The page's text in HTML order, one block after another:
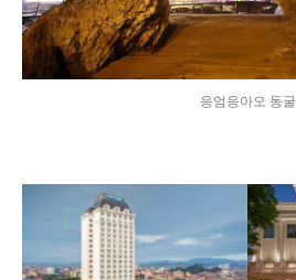
응엄응아오 동굴